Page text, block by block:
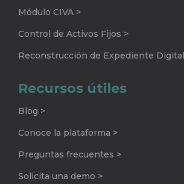
Módulo CIVA >
Control de Activos Fijos >
Reconstrucción de Expediente
Recursos útiles
Blog >
Conoce la plataforma >
Preguntas frecuentes >
Solicita una demo >